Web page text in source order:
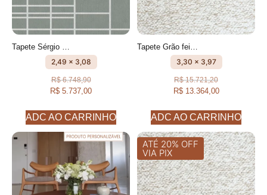
Tapete Sérgio Cru e Caqui Design Moderno feito à mão, 100% algodão reciclado
2,49 x 3,08
R$6.748,90
R$ 5.737,00
ADC AO CARRINHO
Tapete Grão feito à mão, 80% algodão reciclado e 20% Cotelê de algodão
3,30 x 3,97
R$15.721,20
R$13.364,00
ADC AO CARRINHO
ATÉ 20% OFF
VIA PIX